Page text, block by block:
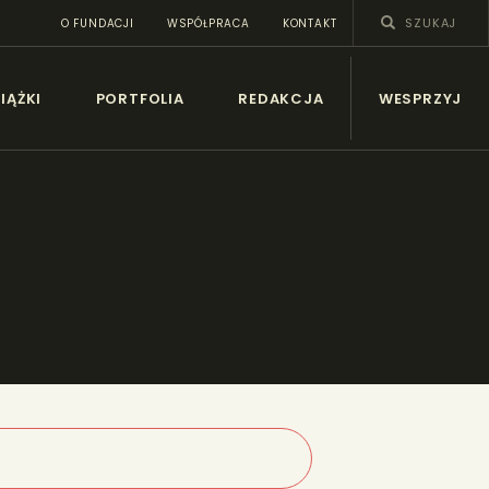
O FUNDACJI WSPÓŁPRACA KONTAKT
PORTFOLIA REDAKCJA WESPRZYJ